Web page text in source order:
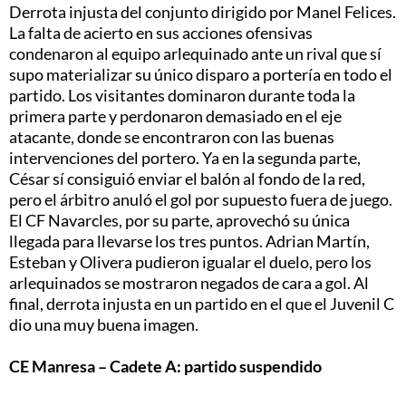
Derrota injusta del conjunto dirigido por Manel Felices.
La falta de acierto en sus acciones ofensivas
condenaron al equipo arlequinado ante un rival que sí
supo materializar su único disparo a portería en todo el
partido. Los visitantes dominaron durante toda la
primera parte y perdonaron demasiado en el eje
atacante, donde se encontraron con las buenas
intervenciones del portero. Ya en la segunda parte,
César sí consiguió enviar el balón al fondo de la red,
pero el árbitro anuló el gol por supuesto fuera de juego.
El CF Navarcles, por su parte, aprovechó su única
llegada para llevarse los tres puntos. Adrian Martín,
Esteban y Olivera pudieron igualar el duelo, pero los
arlequinados se mostraron negados de cara a gol. Al
final, derrota injusta en un partido en el que el Juvenil C
dio una muy buena imagen.
CE Manresa – Cadete A: partido suspendido